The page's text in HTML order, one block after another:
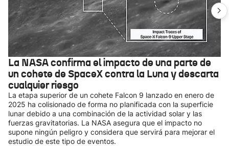
La NASA confirma el impacto de una parte de
un cohete de SpaceX contra la Luna y descarta
cualquier riesgo
La etapa superior de un cohete Falcon 9 lanzado en enero de
2025 ha colisionado de forma no planificada con la superficie
lunar debido a una combinación de la actividad solar y las
fuerzas gravitatorias. La NASA asegura que el impacto no
supone ningún peligro y considera que servirá para mejorar el
estudio de este tipo de eventos.